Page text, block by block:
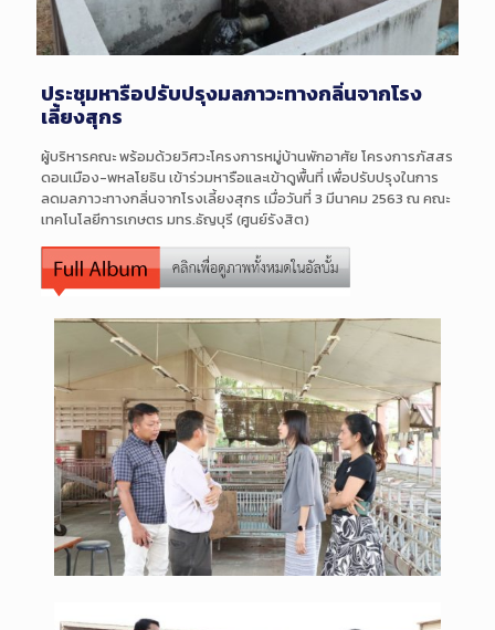
ประชุมหารือปรับปรุงมลภาวะทางกลิ่นจากโรง
เลี้ยงสุกร
ผู้บริหารคณะ พร้อมด้วยวิศวะโครงการหมู่บ้านพักอาศัย โครงการภัสสร
ดอนเมือง-พหลโยธิน เข้าร่วมหารือและเข้าดูพื้นที่ เพื่อปรับปรุงในการ
ลดมลภาวะทางกลิ่นจากโรงเลี้ยงสุกร เมื่อวันที่ 3 มีนาคม 2563 ณ คณะ
เทคโนโลยีการเกษตร มทร.ธัญบุรี (ศูนย์รังสิต)